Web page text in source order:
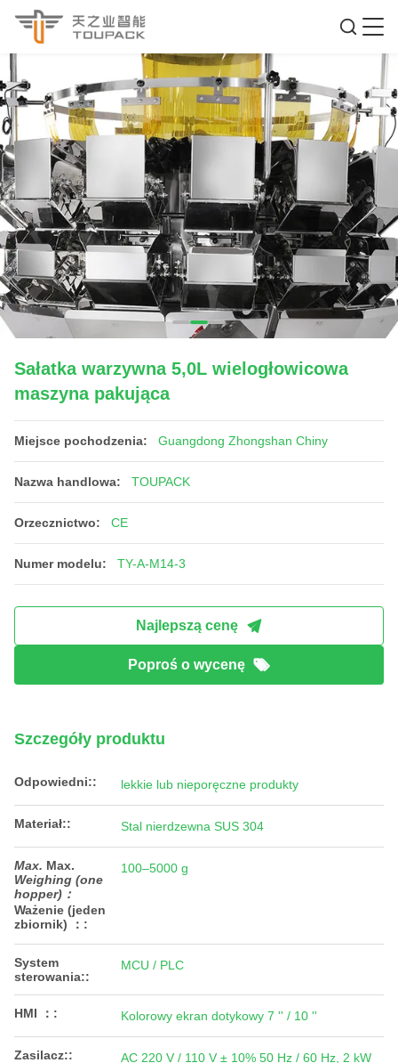
Sałatka warzywna 5,0L wielogłowicowa
maszyna pakująca
Miejsce pochodzenia: Guangdong Zhongshan Chiny
Nazwa handlowa: TOUPACK
Orzecznictwo: CE
Numer modelu: TY-A-M14-3
Najlepszą cenę
Poproś o wycenę
Szczegóły produktu
Odpowiedni:: lekkie lub nieporęczne produkty
Materiał:: Stal nierdzewna SUS 304
Max. Max.
Weighing (one
hopper)：
Ważenie (jeden
zbiornik) ： :
100–5000 g
System
sterowania::
MCU / PLC
HMI ：: Kolorowy ekran dotykowy 7 '' / 10 ''
Zasilacz:: AC 220 V / 110 V ± 10% 50 Hz / 60 Hz, 2 kW